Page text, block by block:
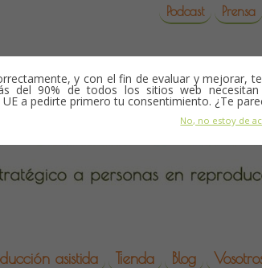
y con el fin de evaluar y mejorar,
del 90% de todos los sitios web necesitan
a pedirte primero tu consentimiento. ¿Te
No, no estoy de
Podcast Prensa
asistida Tienda Blog